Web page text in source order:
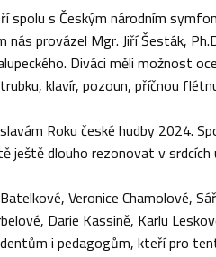
s Českým národním
provázel Mgr. Jiří Šesták,
Diváci měli možnost
klavír, pozoun, příčnou
Roku české hudby 2024.
ještě dlouho rezonovat v
Veronice Chamolové,
Darie Kassině, Karlu
i pedagogům, kteří pro